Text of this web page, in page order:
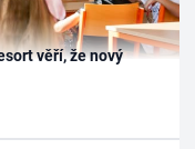
věří, že nový